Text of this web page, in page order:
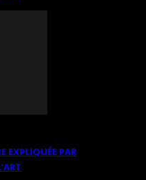
EXPLIQUÉE PAR